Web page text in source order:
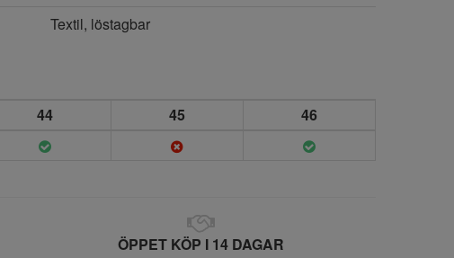
Textil, löstagbar
44 45
46
ÖPPET KÖP I 14 DAGAR